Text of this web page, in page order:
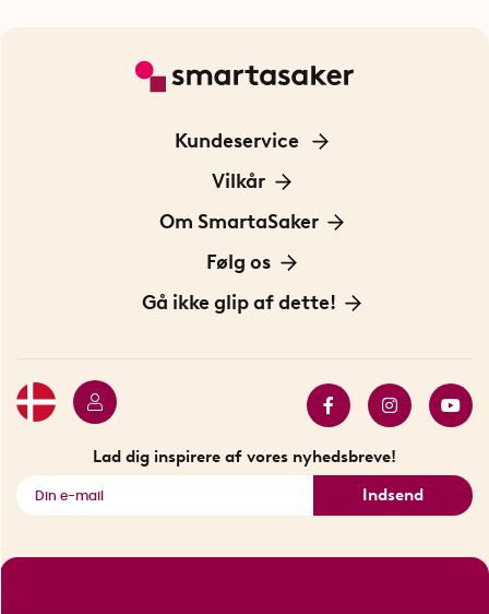
Kundeservice
Kontakt os
Vilkår
Information om cookies
Privatlivspolitik
Om SmartaSaker
Om os
Vores historie
Følg os
Opfindere
Gå ikke glip af dette!
Se alle smarte produkter
Lad dig inspirere af vores nyhedsbreve!
Indsend